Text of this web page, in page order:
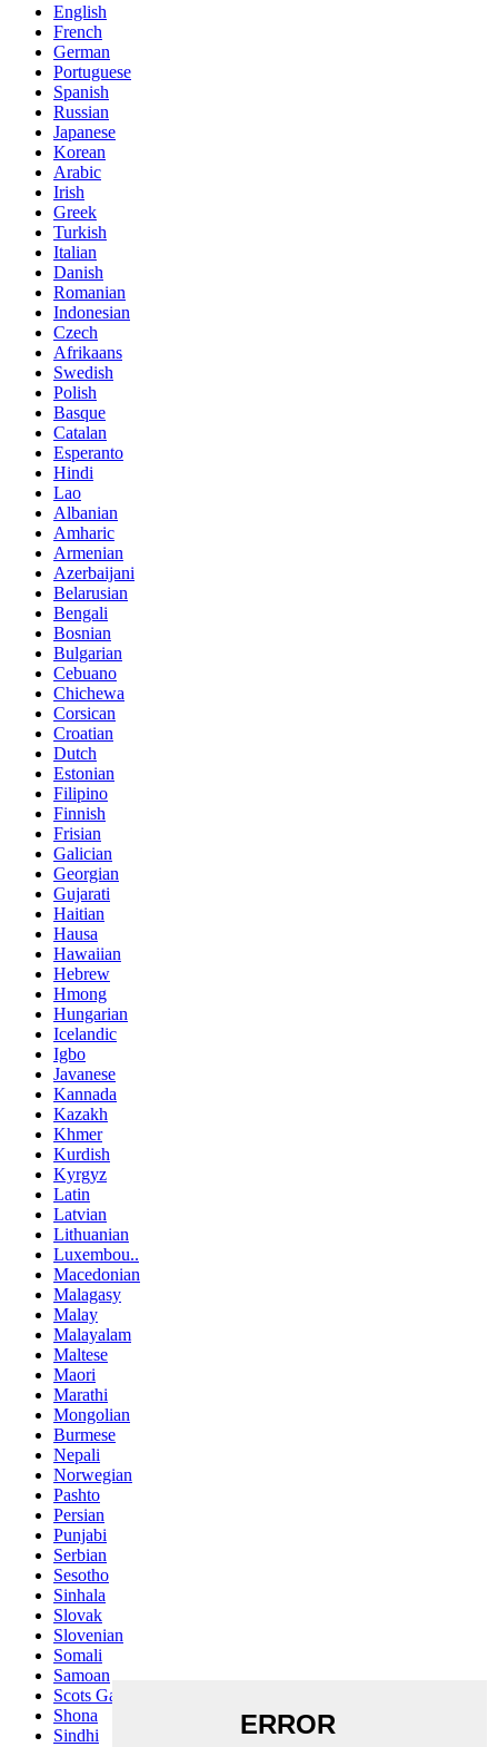
English
French
German
Portuguese
Spanish
Russian
Japanese
Korean
Arabic
Irish
Greek
Turkish
Italian
Danish
Romanian
Indonesian
Czech
Afrikaans
Swedish
Polish
Basque
Catalan
Esperanto
Hindi
Lao
Albanian
Amharic
Armenian
Azerbaijani
Belarusian
Bengali
Bosnian
Bulgarian
Cebuano
Chichewa
Corsican
Croatian
Dutch
Estonian
Filipino
Finnish
Frisian
Galician
Georgian
Gujarati
Haitian
Hausa
Hawaiian
Hebrew
Hmong
Hungarian
Icelandic
Igbo
Javanese
Kannada
Kazakh
Khmer
Kurdish
Kyrgyz
Latin
Latvian
Lithuanian
Luxembou..
Macedonian
Malagasy
Malay
Malayalam
Maltese
Maori
Marathi
Mongolian
Burmese
Nepali
Norwegian
Pashto
Persian
Punjabi
Serbian
Sesotho
Sinhala
Slovak
Slovenian
Somali
Samoan
Scots Gaelic
Shona
Sindhi